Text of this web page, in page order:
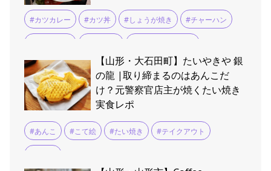
#カツカレー #カツ丼 #しょうが焼き #チャーハン
#五目ラーメン #餃子
【山形・大石田町】たいやきや 銀
の龍 |取り締まるのはあんこだ
け？元警察官店主が焼くたい焼き
実食レポ
#あんこ #こて絵 #たい焼き #テイクアウト